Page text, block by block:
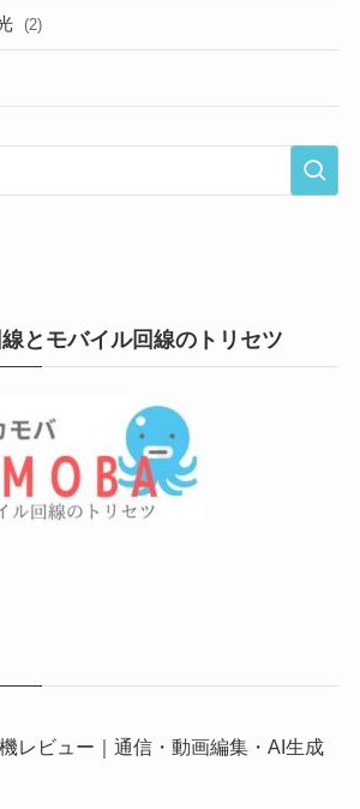
(2)
とモバイル回線のトリセツ
レビュー｜通信・動画編集・AI生成